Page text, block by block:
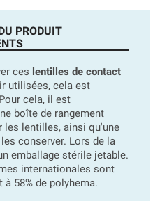
PRODUIT
ces lentilles de contact
utilisées, cela est
cela, il est
boîte de rangement
les lentilles, ainsi qu'une
conserver. Lors de la
emballage stérile jetable.
internationales sont
58% de polyhema.